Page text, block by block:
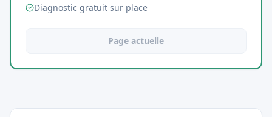
Diagnostic gratuit sur place
Page actuelle